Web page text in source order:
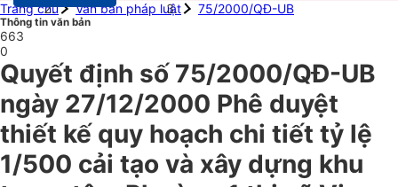
Trang chủ
Văn bản pháp luật 75/2000/QĐ-UB
Thông tin văn bản
663
0
Quyết định số 75/2000/QĐ-UB
ngày 27/12/2000 Phê duyệt
thiết kế quy hoạch chi tiết tỷ lệ
1/500 cải tạo và xây dựng khu